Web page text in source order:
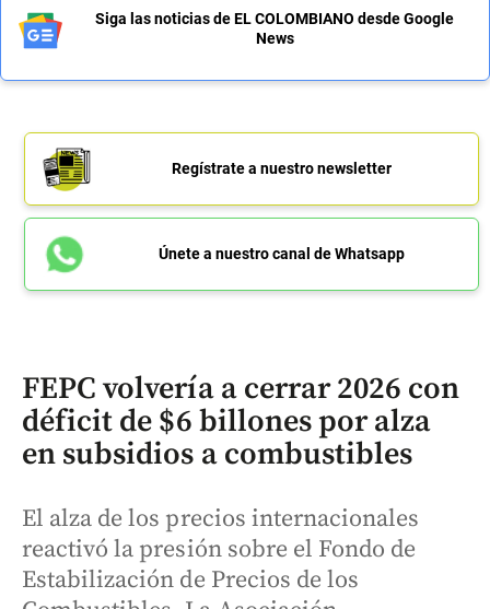
Siga las noticias de EL COLOMBIANO desde Google
News
Regístrate a nuestro newsletter
Únete a nuestro canal de Whatsapp
FEPC volvería a cerrar 2026 con
déficit de $6 billones por alza
en subsidios a combustibles
El alza de los precios internacionales
reactivó la presión sobre el Fondo de
Estabilización de Precios de los